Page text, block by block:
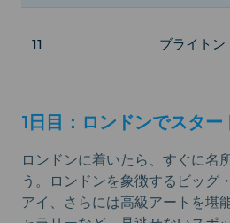
11 ブライトン
1日目：ロンドンでスター
ロンドンに着いたら、すぐに名
う。ロンドンを象徴するビッグ
アイ、さらには高級アートを堪